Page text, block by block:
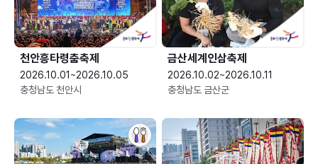
천안흥타령춤축제
2026.10.01~2026.10.05
충청남도 천안시
금산세계인삼축제
2026.10.02~2026.10.11
충청남도 금산군